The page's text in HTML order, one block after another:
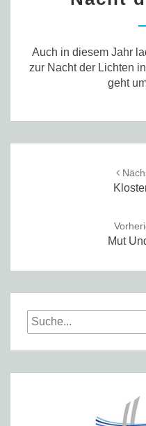
Auch in diesem Jahr
zur Nacht der Lichten
geht
Mut
Search
for: